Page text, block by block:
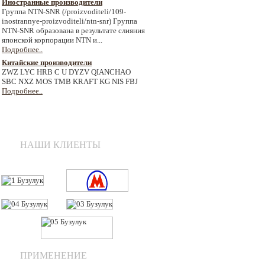
Иностранные производители
Группа NTN-SNR (/proizvoditeli/109-
inostrannye-proizvoditeli/ntn-snr) Группа
NTN-SNR образована в результате слияния
японской корпорации NTN и...
Подробнее..
Китайские производители
ZWZ LYC HRB C U DYZV QIANCHAO
SBC NXZ MOS TMB KRAFT KG NIS FBJ
Подробнее..
НАШИ КЛИЕНТЫ
ПРИМЕНЕНИЕ